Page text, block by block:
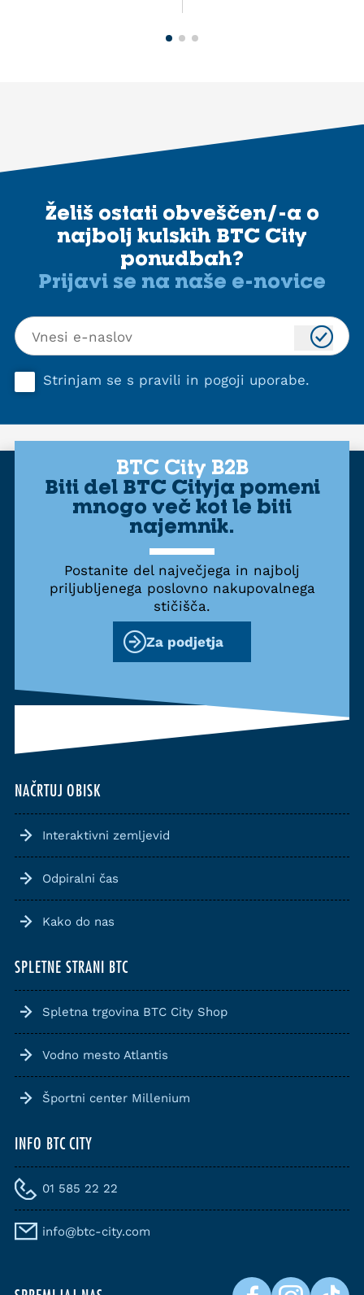
Želiš ostati obveščen/-a o
najbolj kulskih BTC City
ponudbah?
Prijavi se na naše e-novice
Strinjam se s pravili in pogoji uporabe.
NAČRTUJ OBISK
Interaktivni zemljevid
Odpiralni čas
Kako do nas
SPLETNE STRANI BTC
Spletna trgovina BTC City Shop
Vodno mesto Atlantis
Športni center Millenium
INFO BTC CITY
01 585 22 22
info@btc-city.com
BTC City B2B
Biti del BTC Cityja pomeni
mnogo več kot le biti
najemnik.
Postanite del največjega in najbolj
priljubljenega poslovno nakupovalnega
stičišča.
Za podjetja